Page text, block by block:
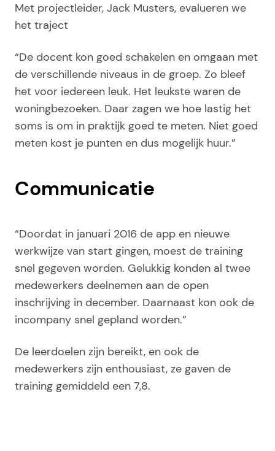
Met projectleider, Jack Musters, evalueren we
het traject
“De docent kon goed schakelen en omgaan met
de verschillende niveaus in de groep. Zo bleef
het voor iedereen leuk. Het leukste waren de
woningbezoeken. Daar zagen we hoe lastig het
soms is om in praktijk goed te meten. Niet goed
meten kost je punten en dus mogelijk huur.”
Communicatie
“Doordat in januari 2016 de app en nieuwe
werkwijze van start gingen, moest de training
snel gegeven worden. Gelukkig konden al twee
medewerkers deelnemen aan de open
inschrijving in december. Daarnaast kon ook de
incompany snel gepland worden.”
De leerdoelen zijn bereikt, en ook de
medewerkers zijn enthousiast, ze gaven de
training gemiddeld een 7,8.